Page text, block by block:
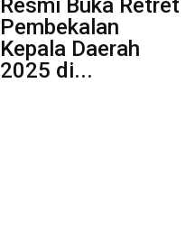
Resmi Buka Retret
Pembekalan
Kepala Daerah
2025 di...